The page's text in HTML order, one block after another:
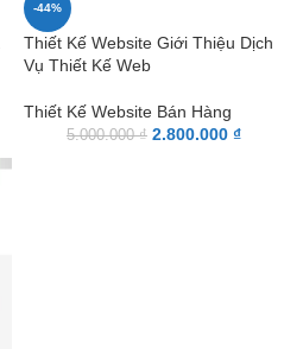
-44%
Thiết Kế Website Giới Thiệu Dịch
Vụ Thiết Kế Web
Thiết Kế Website Bán Hàng
5.000.000₫ 2.800.000 ₫